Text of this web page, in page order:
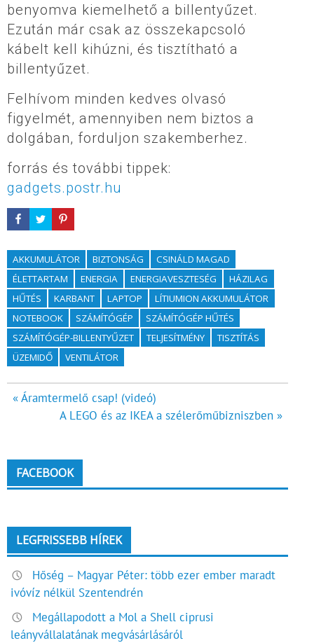
benyomva kiemelhető a billentyűzet.
Ezután már csak az összekapcsoló
kábelt kell kihúzni, és tisztítható a
billentyűzet.
Felhívom minden kedves olvasó
figyelmét, amennyiben nem biztos a
dolgában, forduljon szakemberhez.
forrás és további tippek:
gadgets.postr.hu
AKKUMULÁTOR BIZTONSÁG
CSINÁLD MAGAD
ÉLETTARTAM
ENERGIA ENERGIAVESZTESÉG
HÁZILAG
HŰTÉS
KARBANT LAPTOP
LÍTIUMION AKKUMULÁTOR
NOTEBOOK
SZÁMÍTÓGÉP
SZÁMÍTÓGÉP HŰTÉS
SZÁMÍTÓGÉP-BILLENTYŰZET
TELJESÍTMÉNY
TISZTÍTÁS
ÜZEMIDŐ
VENTILÁTOR
Bejegyzés
navigáció
« Áramtermelő csap! (videó)
A LEGO és az IKEA a szélerőműbizniszben »
FACEBOOK
LEGFRISSEBB HÍREK
Hőség – Magyar Péter: több ezer ember maradt
ivóvíz nélkül Szentendrén
Megállapodott a Mol a Shell ciprusi
leányvállalatának megvásárlásáról